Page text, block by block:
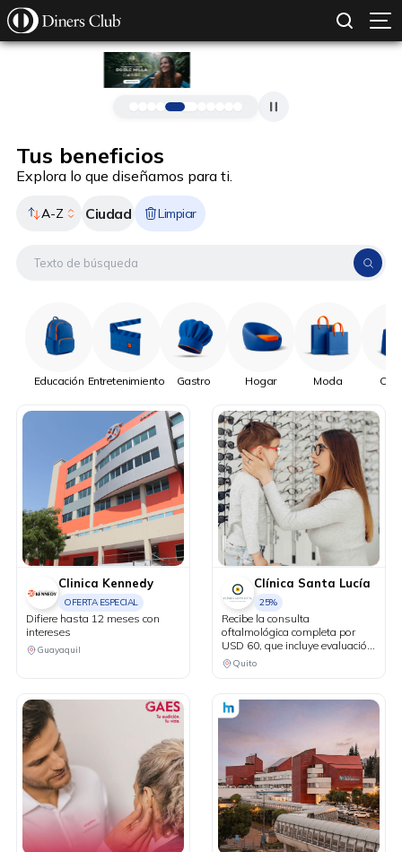
Pasar al contenido principal
Tus beneficios
Explora lo que diseñamos para ti.
A-Z Ciudad Limpiar
Educación Entretenimiento Gastro Hogar Moda
Clinica Kennedy
OFERTA ESPECIAL
Difiere hasta 12 meses con
intereses
Guayaquil
Clínica Santa Lucía
25%
Recibe la consulta
oftalmológica completa por
USD 60, que incluye evaluación
con Maya sin costo. 25% de
descuento en lentes oftálmicos
descuento en lentes de
contacto. 25% de descuento en
15% de descuento en cirugías
refractivas para pacientes
candidatos.
Quito